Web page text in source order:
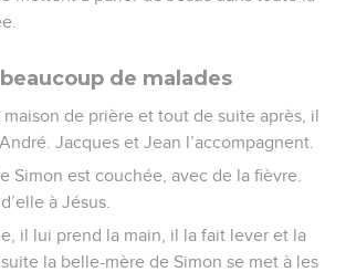
de malades
maison de prière et tout de suite après, il
Jacques et Jean l’accompagnent.
Simon est couchée, avec de la fièvre.
à Jésus.
il lui prend la main, il la fait lever et la
la belle-mère de Simon se met à les